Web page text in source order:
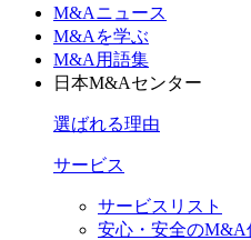
M&Aニュース
M&Aを学ぶ
M&A用語集
日本M&Aセンター
選ばれる理由
サービス
サービスリスト
安心・安全のM&A